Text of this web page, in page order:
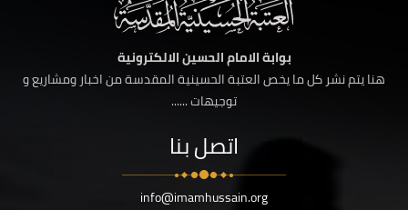
بوابة الامام الحسين الالكترونية
هنا يتم نشر كل ما يخص العتبة الحسينية المقدسة من اخبار ومشاريع و
توجيهات ......
اتصل بنا
info@imamhussain.org